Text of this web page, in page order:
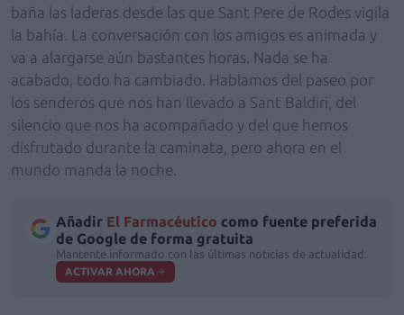
baña las laderas desde las que Sant Pere de Rodes vigila
la bahía. La conversación con los amigos es animada y
va a alargarse aún bastantes horas. Nada se ha
acabado, todo ha cambiado. Hablamos del paseo por
los senderos que nos han llevado a Sant Baldiri, del
silencio que nos ha acompañado y del que hemos
disfrutado durante la caminata, pero ahora en el
mundo manda la noche.
Añadir El Farmacéutico como fuente preferida
de Google de forma gratuita
Mantente informado con las últimas noticias de actualidad.
ACTIVAR AHORA